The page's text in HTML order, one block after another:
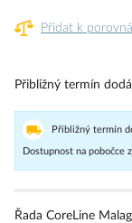
Přidat k
Přibližný termín
Přibližný termín
Dostupnost na pobočce
Řada CoreLine